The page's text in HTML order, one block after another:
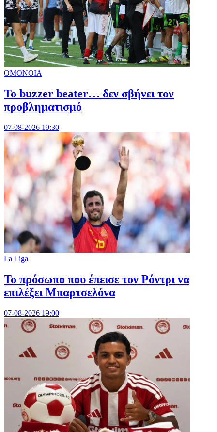
ΟΜΟΝΟΙΑ
Το buzzer beater… δεν σβήνει τoν
προβληματισμό
07-08-2026 19:30
La Liga
Το πρόσωπο που έπεισε τον Ρόντρι να
επιλέξει Μπαρτσελόνα
07-08-2026 19:00